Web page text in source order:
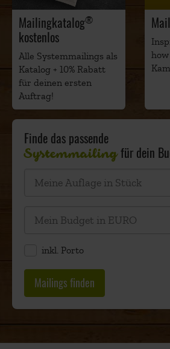
Mailingkatalog®
kostenlos
Alle Systemmailings als
Katalog + 10% Rabatt
für deinen ersten
Auftrag!
Finde das passende
Systemmailingfür dein
inkl. Porto
Mailings finden